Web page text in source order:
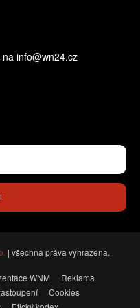
info@wn24.cz
| všechna práva vyhrazena.
WNM
Reklama
Cookies